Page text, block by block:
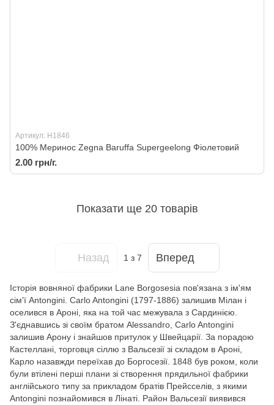
Артикул: H1846
100% Меринос Zegna Baruffa Supergeelong Фіолетовий
2.00 грн/г.
Показати ще 20 товарів
Назад 1 з 7 Вперед
Історія вовняної фабрики Lane Borgosesia пов'язана з ім'ям
сім'ї Antongini. Carlo Antongini (1797-1886) залишив Мілан і
оселився в Ароні, яка на той час межувала з Сардинією.
З'єднавшись зі своїм братом Alessandro, Carlo Antongini
залишив Арону і знайшов притулок у Швейцарії. За порадою
Кастеллані, торговця сіллю з Вальсезії зі складом в Ароні,
Карло назавжди переїхав до Боргосезії. 1848 був роком, коли
були втілені перші плани зі створення прядильної фабрики
англійського типу за прикладом братів Прейсселів, з якими
Antongini познайомився в Лінаті. Район Вальсезії виявився